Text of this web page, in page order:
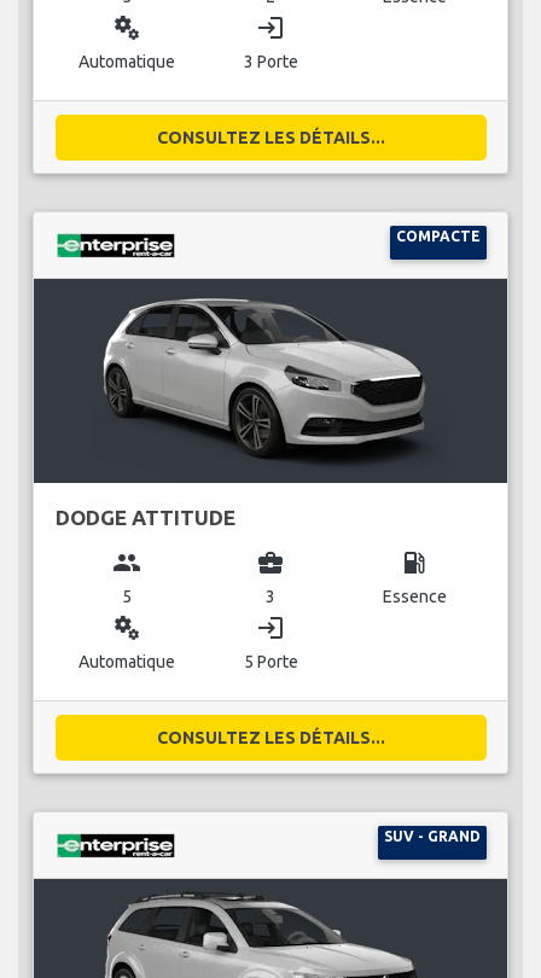
miscellaneous_services
Automatique
login
3 Porte
CONSULTEZ LES DÉTAILS...
COMPACTE
DODGE ATTITUDE
group
5
business_center
3
local_gas_station
Essence
miscellaneous_services
Automatique
login
5 Porte
CONSULTEZ LES DÉTAILS...
SUV - GRAND